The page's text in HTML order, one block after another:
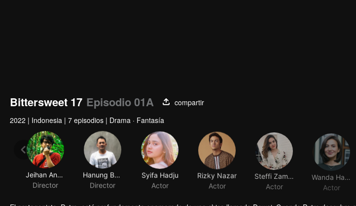
Bittersweet 17 Episodio 01A
compartir
2022 | Indonesia | 7 episodios | Drama · Fantasía
Jeihan Angga
Director
Hanung Bramantyo
Director
Syifa Hadju
Actor
Rizky Nazar
Actor
Actor
Actor